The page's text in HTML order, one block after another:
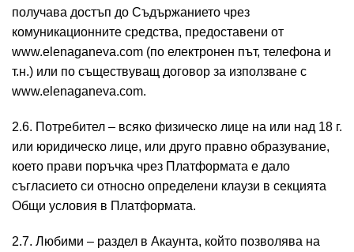
получава достъп до Съдържанието чрез
комуникационните средства, предоставени от
www.elenaganeva.com (по електронен път, телефона и
т.н.) или по съществуващ договор за използване с
www.elenaganeva.com.
2.6. Потребител – всяко физическо лице на или над 18 г.
или юридическо лице, или друго правно образувание,
което прави поръчка чрез Платформата е дало
съгласието си относно определени клаузи в секцията
Общи условия в Платформата.
2.7. Любими – раздел в Акаунта, който позволява на